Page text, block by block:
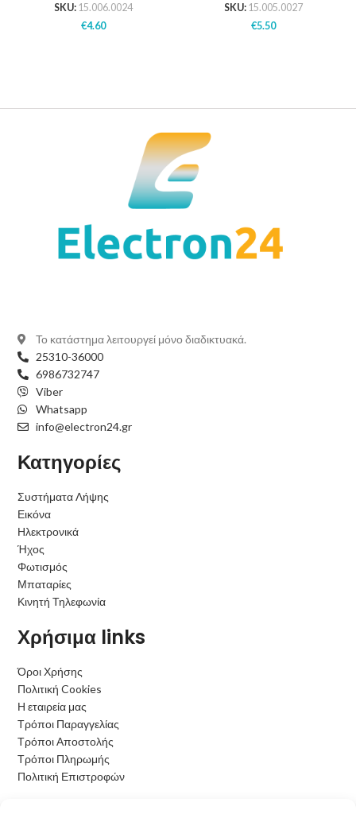
SKU: 15.006.0024
€4.60
SKU: 15.005.0027
€5.50
Το κατάστημα λειτουργεί μόνο διαδικτυακά.
25310-36000
6986732747
Viber
Whatsapp
info@electron24.gr
Κατηγορίες
Συστήματα Λήψης
Εικόνα
Ηλεκτρονικά
Ήχος
Φωτισμός
Μπαταρίες
Κινητή Τηλεφωνία
Χρήσιμα links
Όροι Χρήσης
Πολιτική Cookies
Η εταιρεία μας
Τρόποι Παραγγελίας
Τρόποι Αποστολής
Τρόποι Πληρωμής
Πολιτική Επιστροφών